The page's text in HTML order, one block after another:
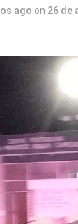
ago on 26 de